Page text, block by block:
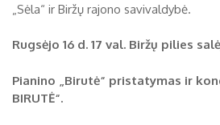
„Sėla“ ir Biržų rajono savivaldybė.
Rugsėjo 16 d. 17 val. Biržų pilies
Pianino „Birutė“ pristatymas ir
BIRUTĖ“.